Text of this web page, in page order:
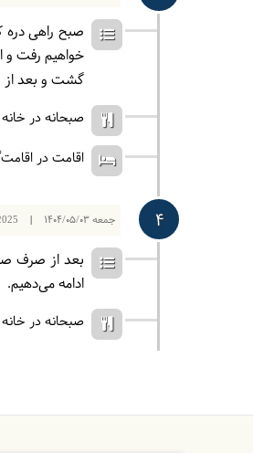
صبح راهی دره
خواهیم رفت و
گشت و بعد از
صبحانه در
اقامت در
4 جمعه | 1404/05/03
بعد از صرف
ادامه می‌دهیم.
صبحانه در